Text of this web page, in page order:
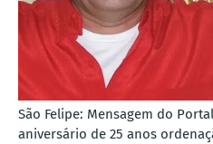
São Felipe: Mensagem do
aniversário de 25 anos